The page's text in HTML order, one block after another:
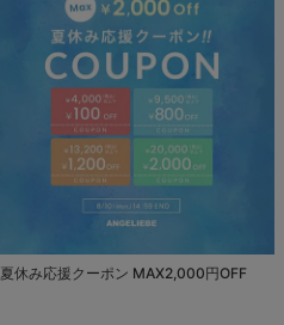
夏休み応援クーポン MAX2,000円OFF